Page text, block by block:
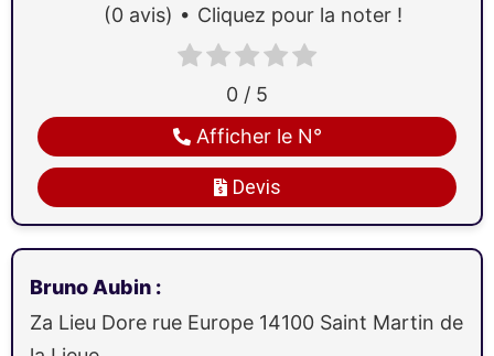
Devis
Afficher le N°
0 / 5
(0 avis) Cliquez pour la noter !
Bruno Aubin :
Za Lieu Dore rue Europe 14100 Saint Martin de